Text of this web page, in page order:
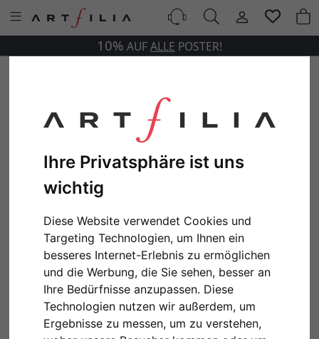
Ihre Privatsphäre ist uns
wichtig
Diese Website verwendet Cookies und
Targeting Technologien, um Ihnen ein
besseres Internet-Erlebnis zu ermöglichen
und die Werbung, die Sie sehen, besser an
Ihre Bedürfnisse anzupassen. Diese
Technologien nutzen wir außerdem, um
Ergebnisse zu messen, um zu verstehen,
10% AUFALLE POSTER!